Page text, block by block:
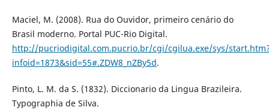
Maciel, M. (2008). Rua do Ouvidor, primeiro cenário do
Brasil moderno. Portal PUC-Rio Digital.
http://pucriodigital.com.pucrio.br/cgi/cgilua.exe/sys/
infoid=1873&sid=55#.ZDW8_nZBy5d.
Pinto, L. M. da S. (1832). Diccionario da Lingua Brazileira.
Typographia de Silva.